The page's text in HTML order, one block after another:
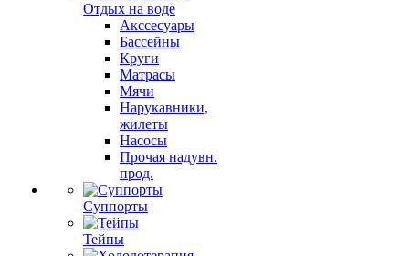
Отдых на воде
Акссесуары
Бассейны
Круги
Матрасы
Мячи
Нарукавники,
жилеты
Насосы
Прочая надувн.
прод.
Суппорты
Тейпы